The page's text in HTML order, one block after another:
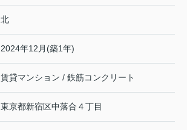
北
2024年12月(築1年)
賃貸マンション / 鉄筋コンクリート
東京都新宿区中落合 ４丁目